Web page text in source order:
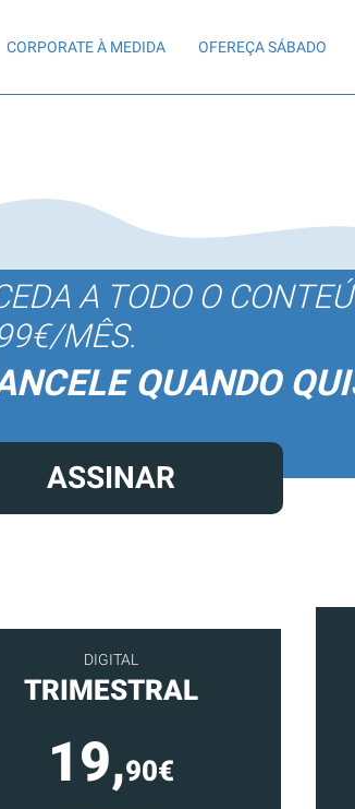
CORPORATE À MEDIDA OFEREÇA SÁBADO
A TODO O
MÊS.
QUANDO
ASSINAR
DIGITAL
TRIMESTRAL
19,90€